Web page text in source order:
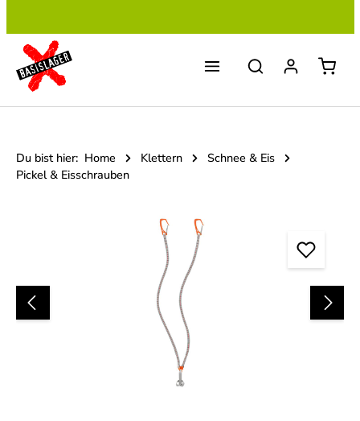
Du bist hier: Home Klettern
Schnee & Eis
Pickel & Eisschrauben